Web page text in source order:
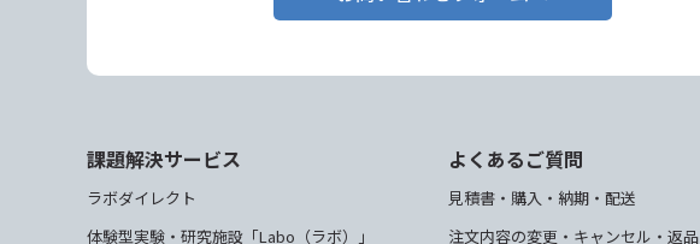
課題解決サービス
ラボダイレクト
体験型実験・研究施設「Labo（ラボ）」
よくあるご質問
見積書・購入・納期・配送
注文内容の変更・キャンセル・返品